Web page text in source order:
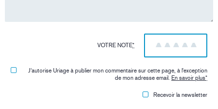
VOTRE NOTE* 5
4
3
2
1
J'autorise Uriage à publier mon commentaire sur cette page, à l'exception
de mon adresse email. En savoir plus*
Recevoir la newsletter